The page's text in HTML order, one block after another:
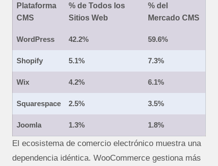
Plataforma
CMS
% de Todos los
Sitios Web
% del
Mercado CMS
WordPress 42.2% 59.6%
Shopify 5.1% 7.3%
Wix 4.2% 6.1%
Squarespace 2.5% 3.5%
Joomla 1.3% 1.8%
El ecosistema de comercio electrónico muestra una
dependencia idéntica. WooCommerce gestiona más